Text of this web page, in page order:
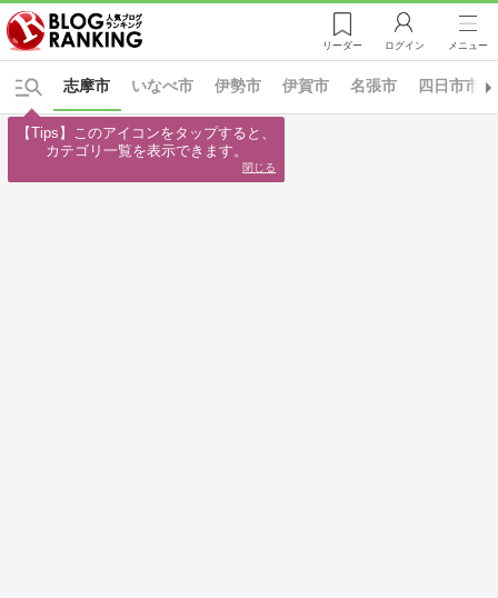
リーダー ログイン メニュー
いなべ市 伊勢市 伊賀市 名張市 四日市市
志摩市
【Tips】このアイコンをタップすると、
カテゴリ一覧を表示できます。
閉じる